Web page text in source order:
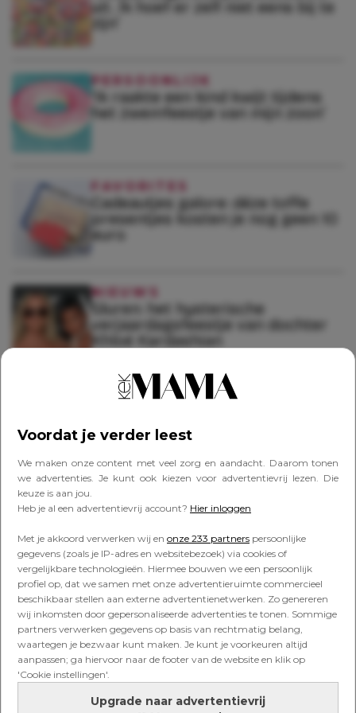
Voordat je verder leest
We maken onze content met veel zorg en aandacht. Daarom tonen
we advertenties. Je kunt ook kiezen voor advertentievrij lezen. Die
keuze is aan jou.
Heb je al een advertentievrij account? Hier inloggen
Met je akkoord verwerken wij en onze 233 partners persoonlijke
gegevens (zoals je IP-adres en websitebezoek) via cookies of
vergelijkbare technologieën. Hiermee bouwen we een persoonlijk
profiel op, dat we samen met onze advertentieruimte commercieel
beschikbaar stellen aan externe advertentienetwerken. Zo genereren
wij inkomsten door gepersonaliseerde advertenties te tonen. Sommige
partners verwerken gegevens op basis van rechtmatig belang,
waartegen je bezwaar kunt maken. Je kunt je voorkeuren altijd
aanpassen; ga hiervoor naar de footer van de website en klik op
'Cookie instellingen'.
Upgrade naar advertentievrij
uit. Ik hoef er zelf niet eens bij te
PERSOONLIJK
‘Ik raakte een kind kwijt tijdens
het zwemfeestje van mijn zoon’
FAVORITES
Cadeautjes galore: déze toffe
presentjes kosten je nog geen 10
euro
NIEUWS
Gluren: het hysterische
verjaardagsfeestje van dochter
Khloé Kardashian
KIND
een kind van 1 jaar
KIND
een kind van 6 maanden
KIM KÖTTER
Kim Kötter maakt een deal met
haar zoon om kinderen de béste
verjaardag te bezorgen